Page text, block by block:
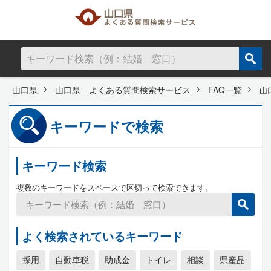
山口県 山口県 よくある質問検索サービス FAQ一覧 山
キーワードで検索
キーワード検索
複数のキーワードをスペースで区切って検索できます。
よく検索されているキーワード
採用 自動車税 助成金 トイレ 相談 県産品